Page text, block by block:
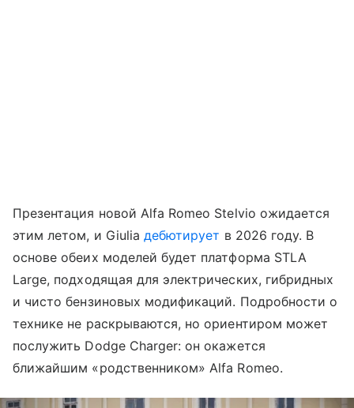
Презентация новой Alfa Romeo Stelvio ожидается
этим летом, и Giuliaдебютирует в 2026 году. В
основе обеих моделей будет платформа STLA
Large, подходящая для электрических, гибридных
и чисто бензиновых модификаций. Подробности о
технике не раскрываются, но ориентиром может
послужить Dodge Charger: он окажется
ближайшим «родственником» Alfa Romeo.